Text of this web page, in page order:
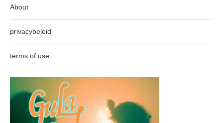
About
privacybeleid
terms of use